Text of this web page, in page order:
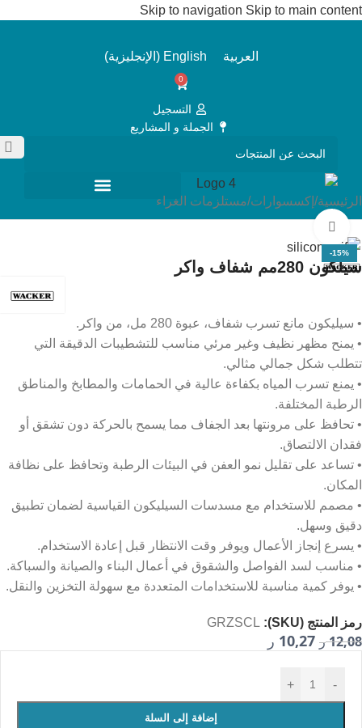
Skip to navigation Skip to main content
العربية English
( الإنجليزية)
0
التسجيل
الجملة و المشاريع
الرئيسية/ إكسسوارات/مستلزمات الغراء
-15%
سيلكون 280مم شفاف واكر
• سيليكون مانع تسرب شفاف، عبوة 280 مل، من واكر.
• يمنح مظهر نظيف وغير مرئي مناسب للتشطيبات الدقيقة التي
تتطلب شكل جمالي مثالي.
• يمنع تسرب المياه بكفاءة عالية في الحمامات والمطابخ والمناطق
الرطبة المختلفة.
• تحافظ على مرونتها بعد الجفاف مما يسمح بالحركة دون تشقق أو
فقدان الالتصاق.
• تساعد على تقليل نمو العفن في البيئات الرطبة وتحافظ على نظافة
المكان.
• مصمم للاستخدام مع مسدسات السيليكون القياسية لضمان تطبيق
دقيق وسهل.
• يسرع إنجاز الأعمال ويوفر وقت الانتظار قبل إعادة الاستخدام.
• مناسب لسد الفواصل والشقوق في أعمال البناء والصيانة والسباكة.
• يوفر كمية مناسبة للاستخدامات المتعددة مع سهولة التخزين والنقل.
رمز المنتج (SKU): GRZSCL
12,08 ر 10,27 ر
-
+
إضافة إلى السلة